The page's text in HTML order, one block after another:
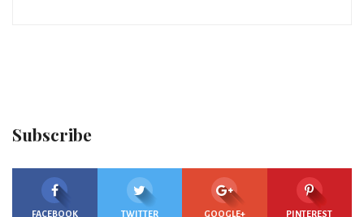
Subscribe
FACEBOOK TWITTER GOOGLE+ PINTEREST